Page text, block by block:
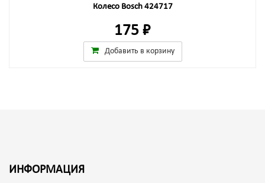
Колесо Bosch 424717
175 ₽
Добавить в корзину
ИНФОРМАЦИЯ